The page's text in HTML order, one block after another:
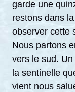
garde une
restons dans
observer cette
Nous partons
vers le sud.
la sentinelle
vient nous